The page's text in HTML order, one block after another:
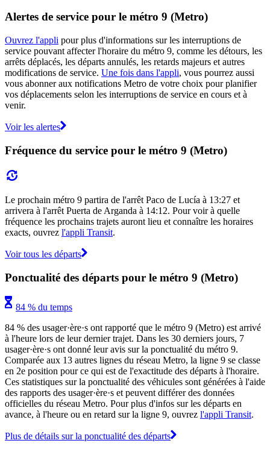
Alertes de service pour le métro 9 (Metro)
Ouvrez l'appli pour plus d'informations sur les interruptions de
service pouvant affecter l'horaire du métro 9, comme les détours, les
arrêts déplacés, les départs annulés, les retards majeurs et autres
modifications de service. Une fois dans l'appli, vous pourrez aussi
vous abonner aux notifications Metro de votre choix pour planifier
vos déplacements selon les interruptions de service en cours et à
venir.
Voir les alertes
Fréquence du service pour le métro 9 (Metro)
Le prochain métro 9 partira de l'arrêt Paco de Lucía à 13:27 et
arrivera à l'arrêt Puerta de Arganda à 14:12. Pour voir à quelle
fréquence les prochains trajets auront lieu et connaître les horaires
exacts, ouvrez l'appli Transit.
Voir tous les départs
Ponctualité des départs pour le métro 9 (Metro)
84 % du temps
84 % des usager·ère·s ont rapporté que le métro 9 (Metro) est arrivé
à l'heure lors de leur dernier trajet. Dans les 30 derniers jours, 7
usager·ère·s ont donné leur avis sur la ponctualité du métro 9.
Comparée aux 13 autres lignes du réseau Metro, la ligne 9 se classe
en 2e position pour ce qui est de l'exactitude des départs à l'horaire.
Ces statistiques sur la ponctualité des véhicules sont générées à l'aide
des rapports des usager·ère·s et peuvent différer des données
officielles du réseau Metro. Pour plus d'infos sur les départs en
avance, à l'heure ou en retard sur la ligne 9, ouvrez l'appli Transit.
Plus de détails sur la ponctualité des départs